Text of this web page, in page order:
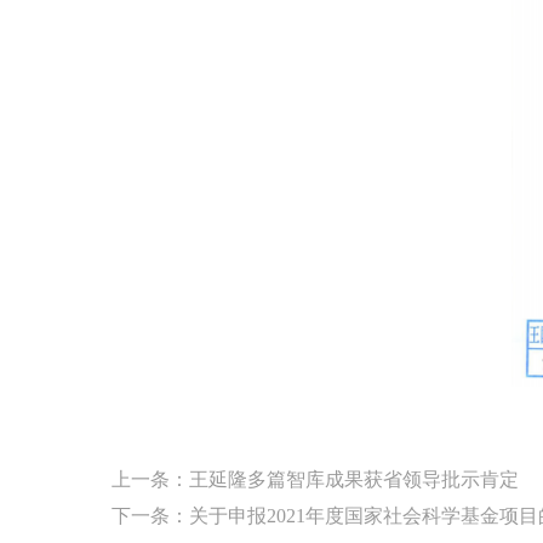
上一条： 王延隆多篇智库成果获省领导批示肯定
下一条： 关于申报2021年度国家社会科学基金项